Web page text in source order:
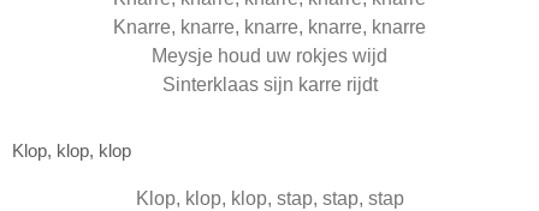
Knarre, knarre, knarre, knarre, knarre
Meysje houd uw rokjes wijd
Sinterklaas sijn karre rijdt
Klop, klop, klop
Klop, klop, klop, stap, stap, stap